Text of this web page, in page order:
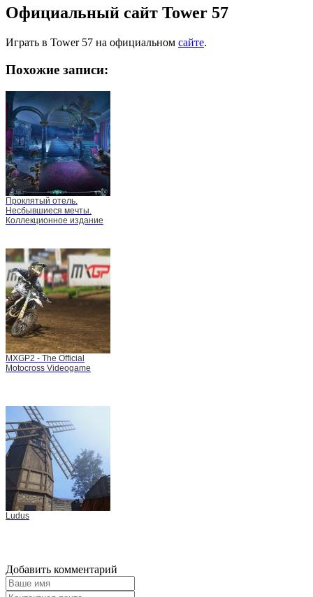
Официальный сайт Tower 57
Играть в Tower 57 на официальном сайте.
Похожие записи:
Проклятый отель.
Несбывшиеся мечты.
Коллекционное издание
MXGP2 - The Official
Motocross Videogame
Ludus
Добавить комментарий